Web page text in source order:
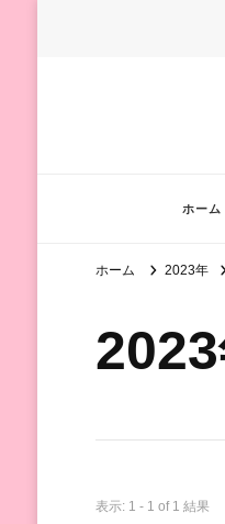
ホーム
ホーム 2023年
表示: 1 - 1 of 1 結果